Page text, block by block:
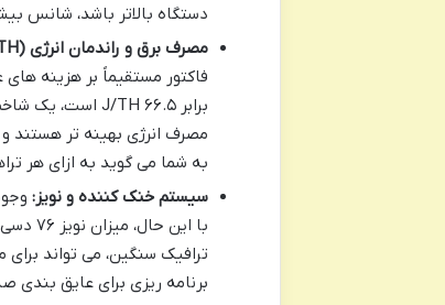
دستگاه بالاتر باشد، شانس
مصرف برق و راندمان انرژی (J/TH):
مصرف انرژی بهینه تر هستند
به شما می گوید به ازای هر
سیستم خنک کننده و نویز:
ترافیک سنگین، می تواند
برنامه ریزی برای عایق بندی